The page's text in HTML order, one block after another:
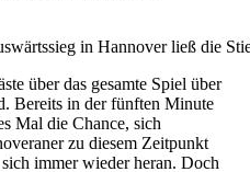
in Hannover ließ die
über das gesamte Spiel über
Bereits in der fünften Minute
Mal die Chance, sich
zu diesem Zeitpunkt
immer wieder heran. Doch